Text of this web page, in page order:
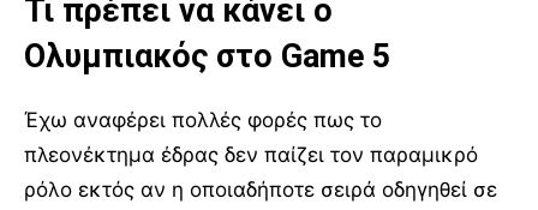
Τι πρέπει να κάνει ο
Ολυμπιακός στο Game 5
Έχω αναφέρει πολλές φορές πως το
πλεονέκτημα έδρας δεν παίζει τον παραμικρό
ρόλο εκτός αν η οποιαδήποτε σειρά οδηγηθεί σε